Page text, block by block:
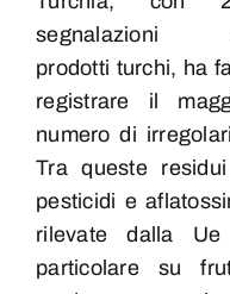
segnalazioni
prodotti turchi, ha
registrare il
numero di
Tra queste
pesticidi e
rilevate dalla
particolare su